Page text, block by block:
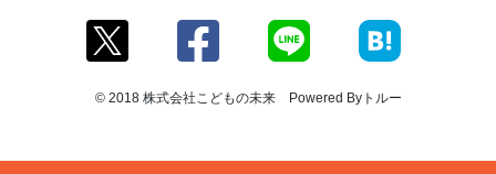
© 2018 株式会社こどもの未来 Powered Byトルー